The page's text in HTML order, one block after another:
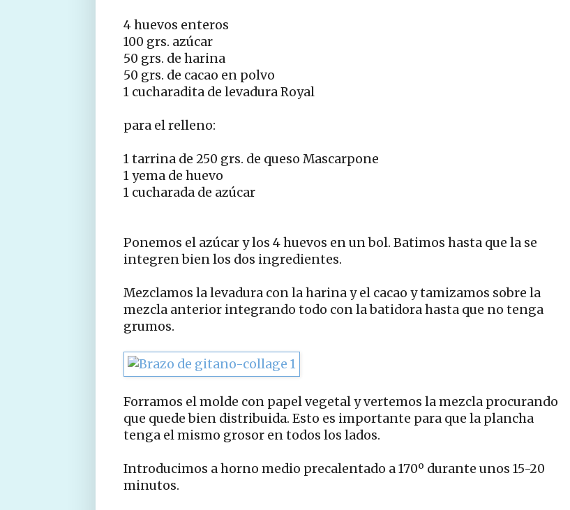
4 huevos enteros
100 grs. azúcar
50 grs. de harina
50 grs. de cacao en polvo
1 cucharadita de levadura Royal
para el relleno:
1 tarrina de 250 grs. de queso Mascarpone
1 yema de huevo
1 cucharada de azúcar
Ponemos el azúcar y los 4 huevos en un bol. Batimos hasta que la se
integren bien los dos ingredientes.
Mezclamos la levadura con la harina y el cacao y tamizamos sobre la
mezcla anterior integrando todo con la batidora hasta que no tenga
grumos.
Forramos el molde con papel vegetal y vertemos la mezcla procurando
que quede bien distribuida. Esto es importante para que la plancha
tenga el mismo grosor en todos los lados.
Introducimos a horno medio precalentado a 170º durante unos 15-20
minutos.